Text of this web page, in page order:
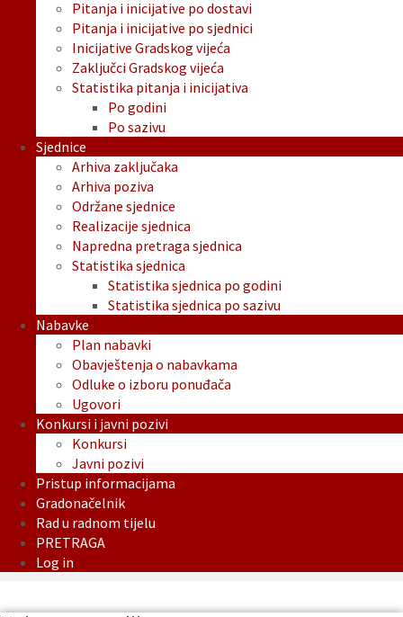
Pitanja i inicijative po dostavi
Pitanja i inicijative po sjednici
Inicijative Gradskog vijeća
Zaključci Gradskog vijeća
Statistika pitanja i inicijativa
Po godini
Po sazivu
Sjednice
Arhiva zaključaka
Arhiva poziva
Održane sjednice
Realizacije sjednica
Napredna pretraga sjednica
Statistika sjednica
Statistika sjednica po godini
Statistika sjednica po sazivu
Nabavke
Plan nabavki
Obavještenja o nabavkama
Odluke o izboru ponuđača
Ugovori
Konkursi i javni pozivi
Konkursi
Javni pozivi
Pristup informacijama
Gradonačelnik
Rad u radnom tijelu
PRETRAGA
Log in